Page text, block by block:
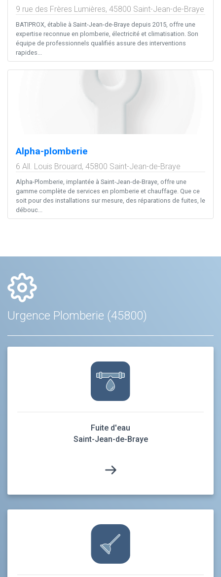
9 rue des Frères Lumières, 45800 Saint-Jean-de-Braye
BATIPROX, établie à Saint-Jean-de-Braye depuis 2015, offre une
expertise reconnue en plomberie, électricité et climatisation. Son
équipe de professionnels qualifiés assure des interventions
rapides...
Alpha-plomberie
6 All. Louis Brouard, 45800 Saint-Jean-de-Braye
Alpha-Plomberie, implantée à Saint-Jean-de-Braye, offre une
gamme complète de services en plomberie et chauffage. Que ce
soit pour des installations sur mesure, des réparations de fuites, le
débouc...
Urgence Plomberie (45800)
Fuite d'eau
Saint-Jean-de-Braye